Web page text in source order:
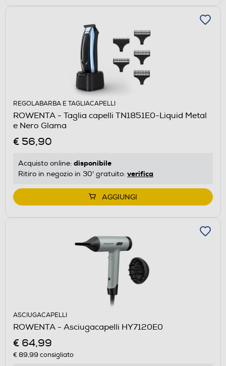
REGOLABARBA E TAGLIACAPELLI
ROWENTA - Taglia capelli TN1851E0-Liquid Metal
e Nero Glama
€ 56,90
Acquisto online: disponibile
Ritiro in negozio in 30' gratuito: verifica
AGGIUNGI
ASCIUGACAPELLI
ROWENTA - Asciugacapelli HY7120E0
€ 64,99
€ 89,99 consigliato